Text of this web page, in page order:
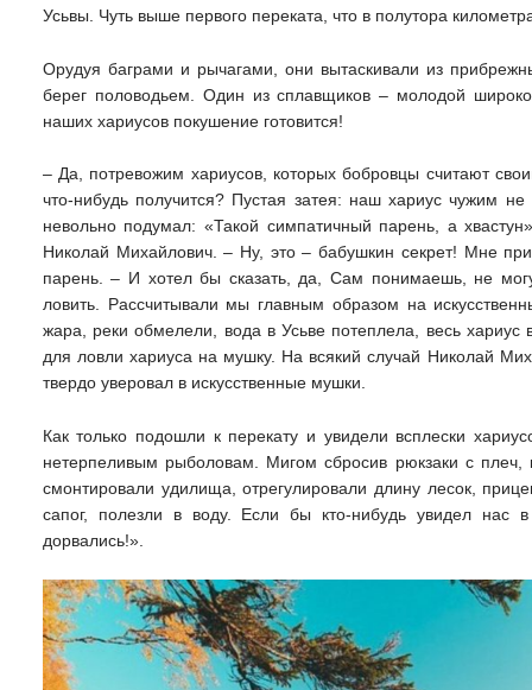
Усьвы. Чуть выше первого переката, что в полутора
Орудуя баграми и рычагами, они вытаскивали из
берег половодьем. Один из сплавщиков – молодой
наших хариусов покушение готовится!
– Да, потревожим хариусов, которых бобровцы считают
что-нибудь получится? Пустая затея: наш хариус
невольно подумал: «Такой симпатичный парень, а
Николай Михайлович. – Ну, это – бабушкин секрет! Мне
парень. – И хотел бы сказать, да, Сам понимаешь, не
ловить. Рассчитывали мы главным образом на
жара, реки обмелели, вода в Усьве потеплела, весь
для ловли хариуса на мушку. На всякий случай Николай
твердо уверовал в искусственные мушки.
Как только подошли к перекату и увидели всплески
нетерпеливым рыболовам. Мигом сбросив рюкзаки с
смонтировали удилища, отрегулировали длину лесок,
сапог, полезли в воду. Если бы кто-нибудь увидел нас
дорвались!».